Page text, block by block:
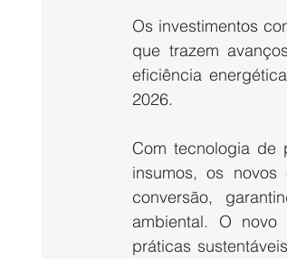
Os investimentos
que trazem
eficiência
2026.
Com tecnologia de
insumos, os
conversão,
ambiental. O novo
práticas